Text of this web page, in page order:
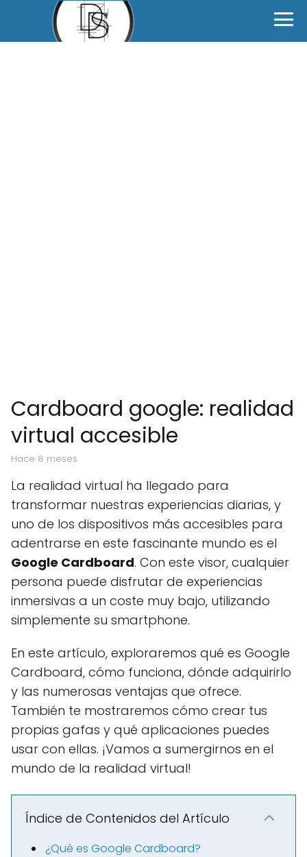
Cardboard google: realidad
virtual accesible
hace 8 meses
La realidad virtual ha llegado para
transformar nuestras experiencias diarias, y
uno de los dispositivos más accesibles para
adentrarse en este fascinante mundo es el
Google Cardboard. Con este visor, cualquier
persona puede disfrutar de experiencias
inmersivas a un coste muy bajo, utilizando
simplemente su smartphone.
En este artículo, exploraremos qué es Google
Cardboard, cómo funciona, dónde adquirirlo
y las numerosas ventajas que ofrece.
También te mostraremos cómo crear tus
propias gafas y qué aplicaciones puedes
usar con ellas. ¡Vamos a sumergirnos en el
mundo de la realidad virtual!
Índice de Contenidos del Artículo
¿Qué es Google Cardboard?